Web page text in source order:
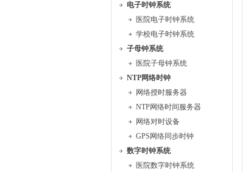
电子时钟系统
医院电子时钟系统
学校电子时钟系统
子母钟系统
医院子母钟系统
NTP网络时钟
网络授时服务器
NTP网络时间服务器
网络对时设备
GPS网络同步时钟
数字时钟系统
医院数字时钟系统